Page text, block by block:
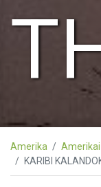
Amerika
KARIBI